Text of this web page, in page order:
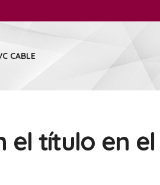
CABLE
el título en el